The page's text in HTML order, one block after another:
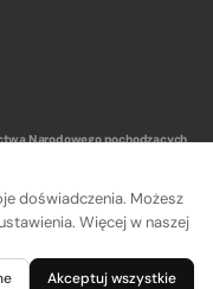
Narodowego pochodzących
doświadczenia. Możesz
Więcej w naszej
Akceptuj wszystkie